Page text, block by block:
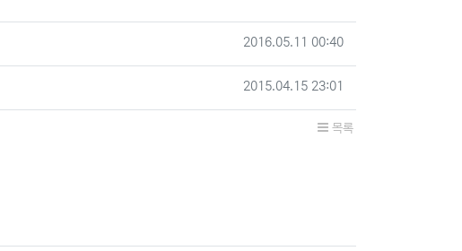
작성일
2016.05.11 00:40
작성일
2015.04.15 23:01
목록